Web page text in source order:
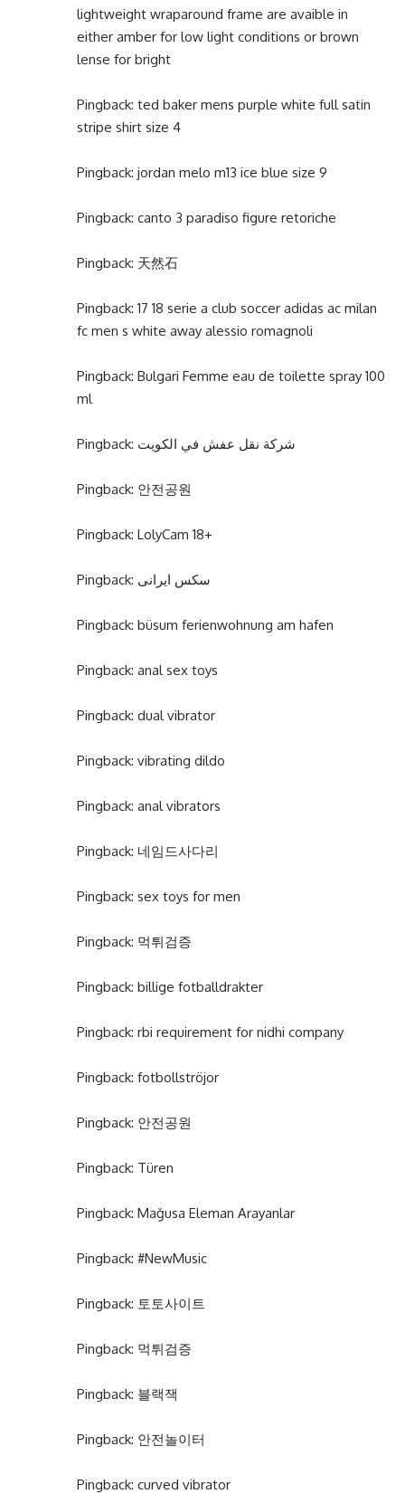
lightweight wraparound frame are avaible in
either amber for low light conditions or brown
lense for bright
Pingback: ted baker mens purple white full satin
stripe shirt size 4
Pingback: jordan melo m13 ice blue size 9
Pingback: canto 3 paradiso figure retoriche
Pingback: 天然石
Pingback: 17 18 serie a club soccer adidas ac milan
fc men s white away alessio romagnoli
Pingback: Bulgari Femme eau de toilette spray 100
ml
Pingback: شركة نقل عفش في الكويت
Pingback: 안전공원
Pingback: LolyCam 18+
Pingback: سکس ایرانی
Pingback: büsum ferienwohnung am hafen
Pingback: anal sex toys
Pingback: dual vibrator
Pingback: vibrating dildo
Pingback: anal vibrators
Pingback: 네임드사다리
Pingback: sex toys for men
Pingback: 먹튀검증
Pingback: billige fotballdrakter
Pingback: rbi requirement for nidhi company
Pingback: fotbollströjor
Pingback: 안전공원
Pingback: Türen
Pingback: Mağusa Eleman Arayanlar
Pingback: #NewMusic
Pingback: 토토사이트
Pingback: 먹튀검증
Pingback: 블랙잭
Pingback: 안전놀이터
Pingback: curved vibrator